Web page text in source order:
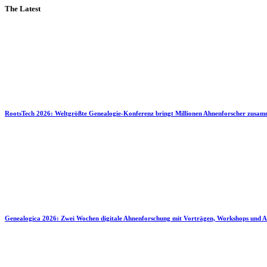
The Latest
RootsTech 2026: Weltgrößte Genealogie-Konferenz bringt Millionen Ahnenforscher
Genealogica 2026: Zwei Wochen digitale Ahnenforschung mit Vorträgen, Workshops und